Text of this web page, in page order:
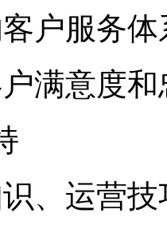
户服务体
满意度
、运营